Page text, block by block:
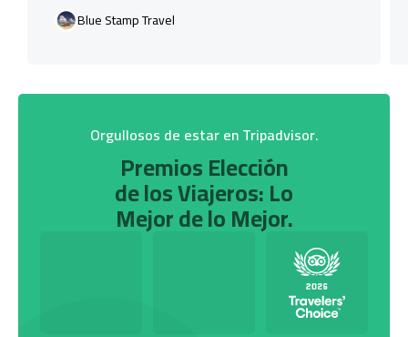
Blue Stamp Travel
Orgullosos de estar en Tripadvisor.
Premios Elección
de los Viajeros: Lo
Mejor de lo Mejor.